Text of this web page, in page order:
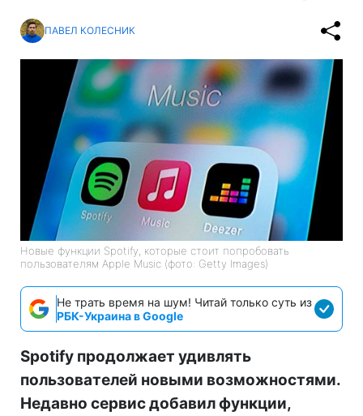
ПАВЕЛ КОЛЕСНИК
Новые функции Spotify, которые стоит попробовать
пользователям Apple Music (фото: Getty Images)
Не трать время на шум! Читай только суть из
РБК-Украина в Google
Spotify продолжает удивлять
пользователей новыми возможностями.
Недавно сервис добавил функции,